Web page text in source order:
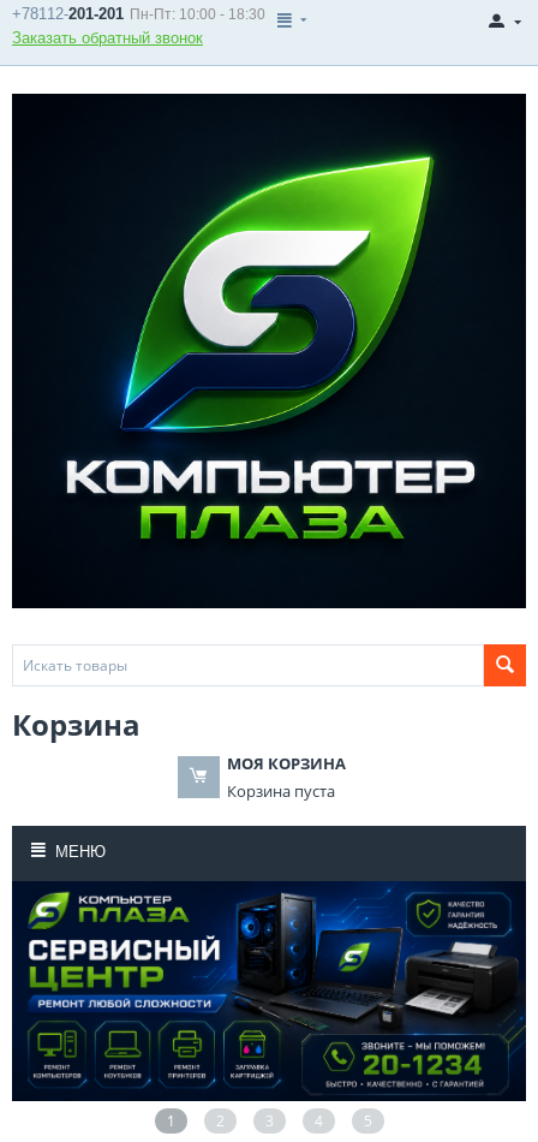
+78112-201-201 Пн-Пт: 10:00 - 18:30
Заказать обратный звонок
Корзина
МОЯ КОРЗИНА
Корзина пуста
МЕНЮ
1 2 3 4 5